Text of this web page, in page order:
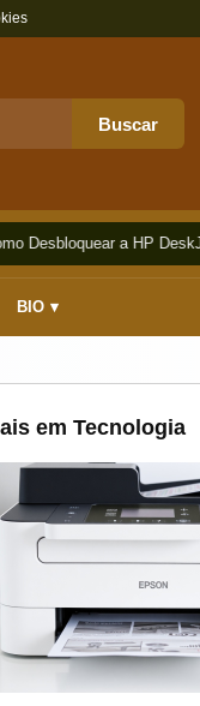
Buscar
Desbloquear a HP
BIO ▾
em Tecnologia